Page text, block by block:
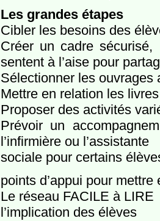
Les grandes étapes
Cibler les besoins des
Créer un cadre
sentent à l’aise pour
Sélectionner les ouvrages
Mettre en relation les
Proposer des activités
Prévoir un
l’infirmière ou l’assistante
sociale pour certains
points d’appui pour
Le réseau FACILE à LIRE
l’implication des élèves